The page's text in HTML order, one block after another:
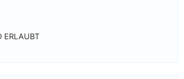
ERLAUBT